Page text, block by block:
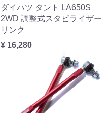
ダイハツ タント LA650S
2WD 調整式スタビライザー
リンク
¥ 16,280